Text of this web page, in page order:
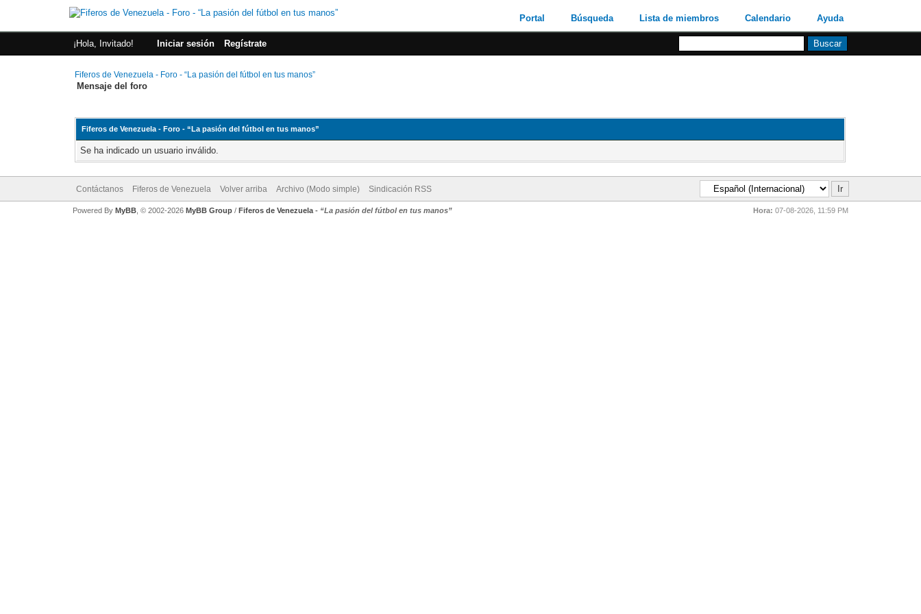
Portal Búsqueda Lista de miembros Calendario Ayuda
¡Hola, Invitado! Iniciar sesión Regístrate
Fiferos de Venezuela - Foro - “La pasión del fútbol en tus manos”
Mensaje del foro
Fiferos de Venezuela - Foro - “La pasión del fútbol en tus manos”
Se ha indicado un usuario inválido.
Contáctanos Fiferos de Venezuela Volver arriba Archivo (Modo simple) Sindicación RSS
Hora: 07-08-2026, 11:59 PM
Powered By MyBB, © 2002-2026 MyBB Group/ Fiferos de Venezuela- “La pasión del fútbol en tus manos”